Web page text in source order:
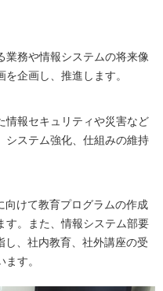
業務や情報システムの将来像
企画し、推進します。
情報セキュリティや災害など
システム強化、仕組みの維持
向けて教育プログラムの作成
す。また、情報システム部要
し、社内教育、社外講座の受
す。